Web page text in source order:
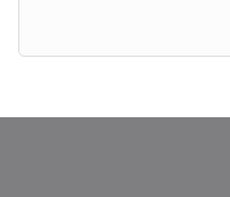
BatiWebPro